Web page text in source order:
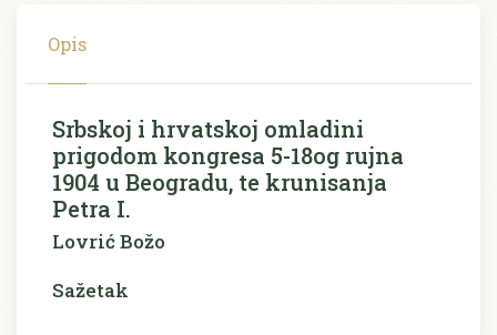
Opis
Srbskoj i hrvatskoj omladini
prigodom kongresa 5-18og rujna
1904 u Beogradu, te krunisanja
Petra I.
Lovrić Božo
Sažetak